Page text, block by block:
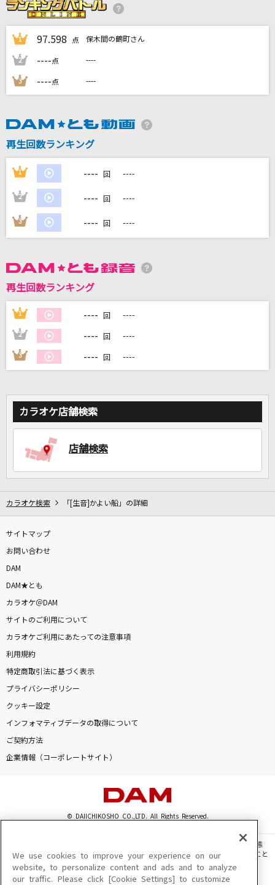
over
V6
打上花火
DAOKO×米津玄師
大黒摩季
イエスタデイ
Official髭男dism
Universe(ドラえもんアニメバージョン)
Official髭男dism
DAMの新曲・ランキングなど
DAMに会員登録・ログインして
自宅でカラオケ歌い放題！
1 97.598 点 保木間の鶴町さん
2 ----点 ----
3 ----点 ----
再生回数ランキング
1 ---- 回 ----
2 ---- 回 ----
3 ---- 回 ----
再生回数ランキング
1 ---- 回 ----
2 ---- 回 ----
3 ---- 回 ----
カラオケ店舗検索
店舗検索
カラオケ検索 「[生音]かよい船」の詳細
サイトマップ
お問い合わせ
DAM
DAM★とも
カラオケ＠DAM
サイトのご利用について
カラオケご利用にあたっての注意事項
利用規約
特定商取引法に基づく表示
プライバシーポリシー
クッキー設定
インフォマティブデータの取得について
ご契約方法
企業情報（コーポレートサイト）
© DAIICHIKOSHO CO.,LTD. All Rights Reserved.
このサイトに掲載されている一切の文章・画像・写真・動画・音声等を、手段や形態
を問わず、著作権法の定める範囲を超えて無断で複製、転載、ファイル化などすること
を禁じます。
楽曲及びコンテンツは、機種によりご利用いただけない場合があります。
We use cookies to improve your experience on our
website, to personalize content and ads and to analyze
our traffic. Please click [Cookie Settings] to customize